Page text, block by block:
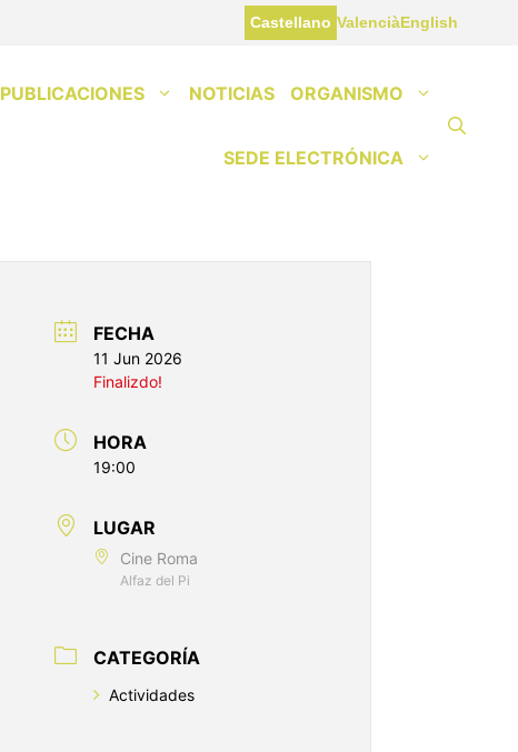
Castellano ValenciàEnglish
PUBLICACIONES NOTICIAS ORGANISMO
SEDE ELECTRÓNICA
FECHA
11 Jun 2026
Finalizdo!
HORA
19:00
LUGAR
Cine Roma
Alfaz del Pi
CATEGORÍA
Actividades